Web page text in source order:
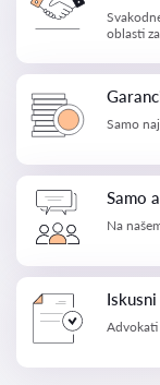
oblasti
Samo
Samo
Na
Advokati